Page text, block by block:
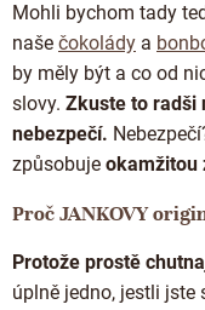
Mohli bychom tady
naše čokolády a
by měly být a co od
slovy. Zkuste to radši
nebezpečí.
způsobuje okamžitou
Proč JANKOVY
Protože prostě
úplně jedno, jestli jste